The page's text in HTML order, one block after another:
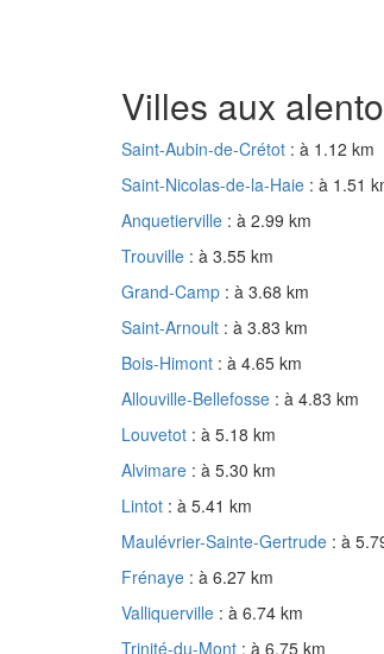
Villes aux
Saint-Aubin-de-Crétot : à 1.12 km
Saint-Nicolas-de-la-Haie : à 1.51
Anquetierville : à 2.99 km
Trouville : à 3.55 km
Grand-Camp : à 3.68 km
Saint-Arnoult : à 3.83 km
Bois-Himont : à 4.65 km
Allouville-Bellefosse : à 4.83 km
Louvetot : à 5.18 km
Alvimare : à 5.30 km
Lintot : à 5.41 km
Maulévrier-Sainte-Gertrude : à
Frénaye : à 6.27 km
Valliquerville : à 6.74 km
Trinité-du-Mont : à 6.75 km